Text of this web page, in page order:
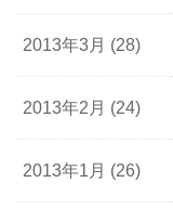
2013年3月 (28)
2013年2月 (24)
2013年1月 (26)